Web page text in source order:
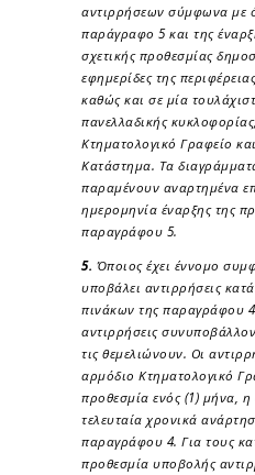
αντιρρήσεων σύμφωνα με
παράγραφο 5 και της
σχετικής προθεσμίας
εφημερίδες της
καθώς και σε μία
πανελλαδικής
Κτηματολογικό Γραφείο
Κατάστημα. Τα
παραμένουν αναρτημένα
ημερομηνία έναρξης της
παραγράφου 5.
5. Όποιος έχει έννομο
υποβάλει αντιρρήσεις
πινάκων της παραγράφου
αντιρρήσεις
τις θεμελιώνουν. Οι
αρμόδιο Κτηματολογικό
προθεσμία ενός (1) μήνα, η
τελευταία χρονικά
παραγράφου 4. Για τους
προθεσμία υποβολής